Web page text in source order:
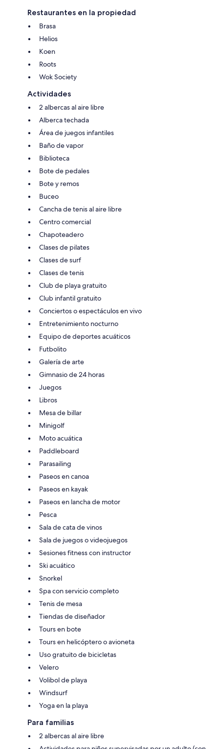
Restaurantes en la propiedad
Brasa
Helios
Koen
Roots
Wok Society
Actividades
2 albercas al aire libre
Alberca techada
Área de juegos infantiles
Baño de vapor
Biblioteca
Bote de pedales
Bote y remos
Buceo
Cancha de tenis al aire libre
Centro comercial
Chapoteadero
Clases de pilates
Clases de surf
Clases de tenis
Club de playa gratuito
Club infantil gratuito
Conciertos o espectáculos en vivo
Entretenimiento nocturno
Equipo de deportes acuáticos
Futbolito
Galería de arte
Gimnasio de 24 horas
Juegos
Libros
Mesa de billar
Minigolf
Moto acuática
Paddleboard
Parasailing
Paseos en canoa
Paseos en kayak
Paseos en lancha de motor
Pesca
Sala de cata de vinos
Sala de juegos o videojuegos
Sesiones fitness con instructor
Ski acuático
Snorkel
Spa con servicio completo
Tenis de mesa
Tiendas de diseñador
Tours en bote
Tours en helicóptero o avioneta
Uso gratuito de bicicletas
Velero
Volibol de playa
Windsurf
Yoga en la playa
Para familias
2 albercas al aire libre